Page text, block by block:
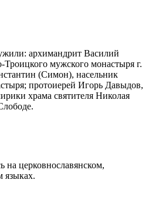
архимандрит Василий
мужского монастыря г.
(Симон), насельник
протоиерей Игорь Давыдов,
храма святителя Николая
на церковнославянском,
языках.